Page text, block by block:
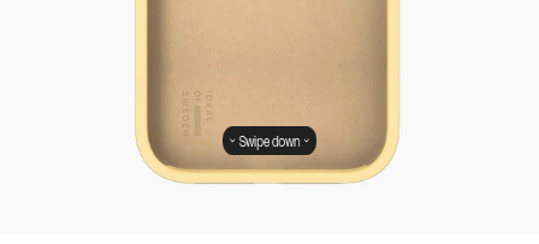
Swipe down